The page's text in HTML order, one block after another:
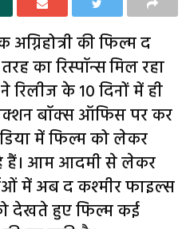
अग्निहोत्री की फिल्म द
का रिस्पॉन्स मिल रहा
रिलीज के 10 दिनों में ही
बॉक्स ऑफिस पर कर
में फिल्म को लेकर
हैं। आम आदमी से लेकर
में अब द कश्मीर फाइल्स
देखते हुए फिल्म कई